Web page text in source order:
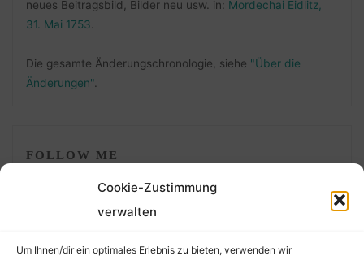
Cookie-Zustimmung
verwalten
Um Ihnen/dir ein optimales Erlebnis zu bieten, verwenden wir
neues Beitragsbild, Bilder neu usw. in: Mordechai Eidlitz,
31. Mai 1753.
Die gesamte Änderungschronologie, siehe "Über die
Änderungen".
FOLLOW ME